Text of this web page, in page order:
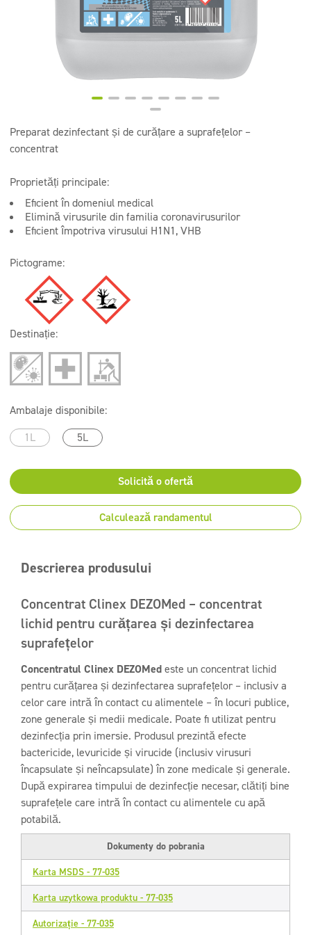
Instalații sanitare și băi
Detergenți bucătării profesionale
Detergenți profesionali pentru pardoseli
Preparat dezinfectant și de curățare a suprafețelor –
concentrat
Proprietăți principale:
Eficient în domeniul medical
Elimină virusurile din familia coronavirusurilor
Eficient împotriva virusului H1N1, VHB
Pictograme:
Destinație:
Ambalaje disponibile:
1L
5L
Solicită o ofertă
Calculează randamentul
Descrierea produsului
Concentrat Clinex DEZOMed – concentrat
lichid pentru curățarea și dezinfectarea
suprafețelor
Concentratul Clinex DEZOMedeste un concentrat lichid
pentru curățarea și dezinfectarea suprafețelor – inclusiv a
celor care intră în contact cu alimentele – în locuri publice,
zone generale și medii medicale. Poate fi utilizat pentru
dezinfecția prin imersie. Produsul prezintă efecte
bactericide, levuricide și virucide (inclusiv virusuri
încapsulate și neîncapsulate) în zone medicale și generale.
După expirarea timpului de dezinfecție necesar, clătiți bine
suprafețele care intră în contact cu alimentele cu apă
potabilă.
Dokumenty do pobrania
Karta MSDS - 77-035
Karta uzytkowa produktu - 77-035
Autorizație - 77-035